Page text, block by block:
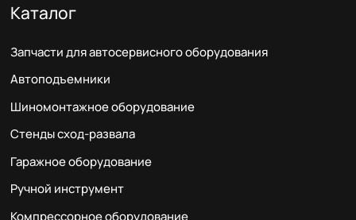
Каталог
Запчасти для автосервисного оборудования
Автоподъемники
Шиномонтажное оборудование
Стенды сход-развала
Гаражное оборудование
Ручной инструмент
Компрессорное оборудование